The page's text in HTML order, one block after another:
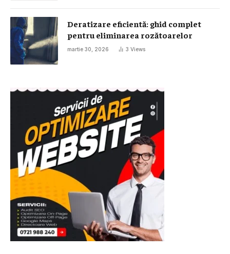
Deratizare eficientă: ghid complet
pentru eliminarea rozătoarelor
martie 30, 2026 3 Views